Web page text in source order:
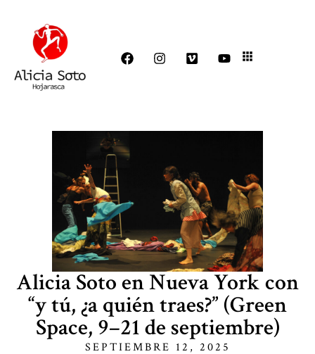
Alicia Soto en Nueva York con
“y tú, ¿a quién traes?” (Green
Space, 9–21 de septiembre)
SEPTIEMBRE 12, 2025